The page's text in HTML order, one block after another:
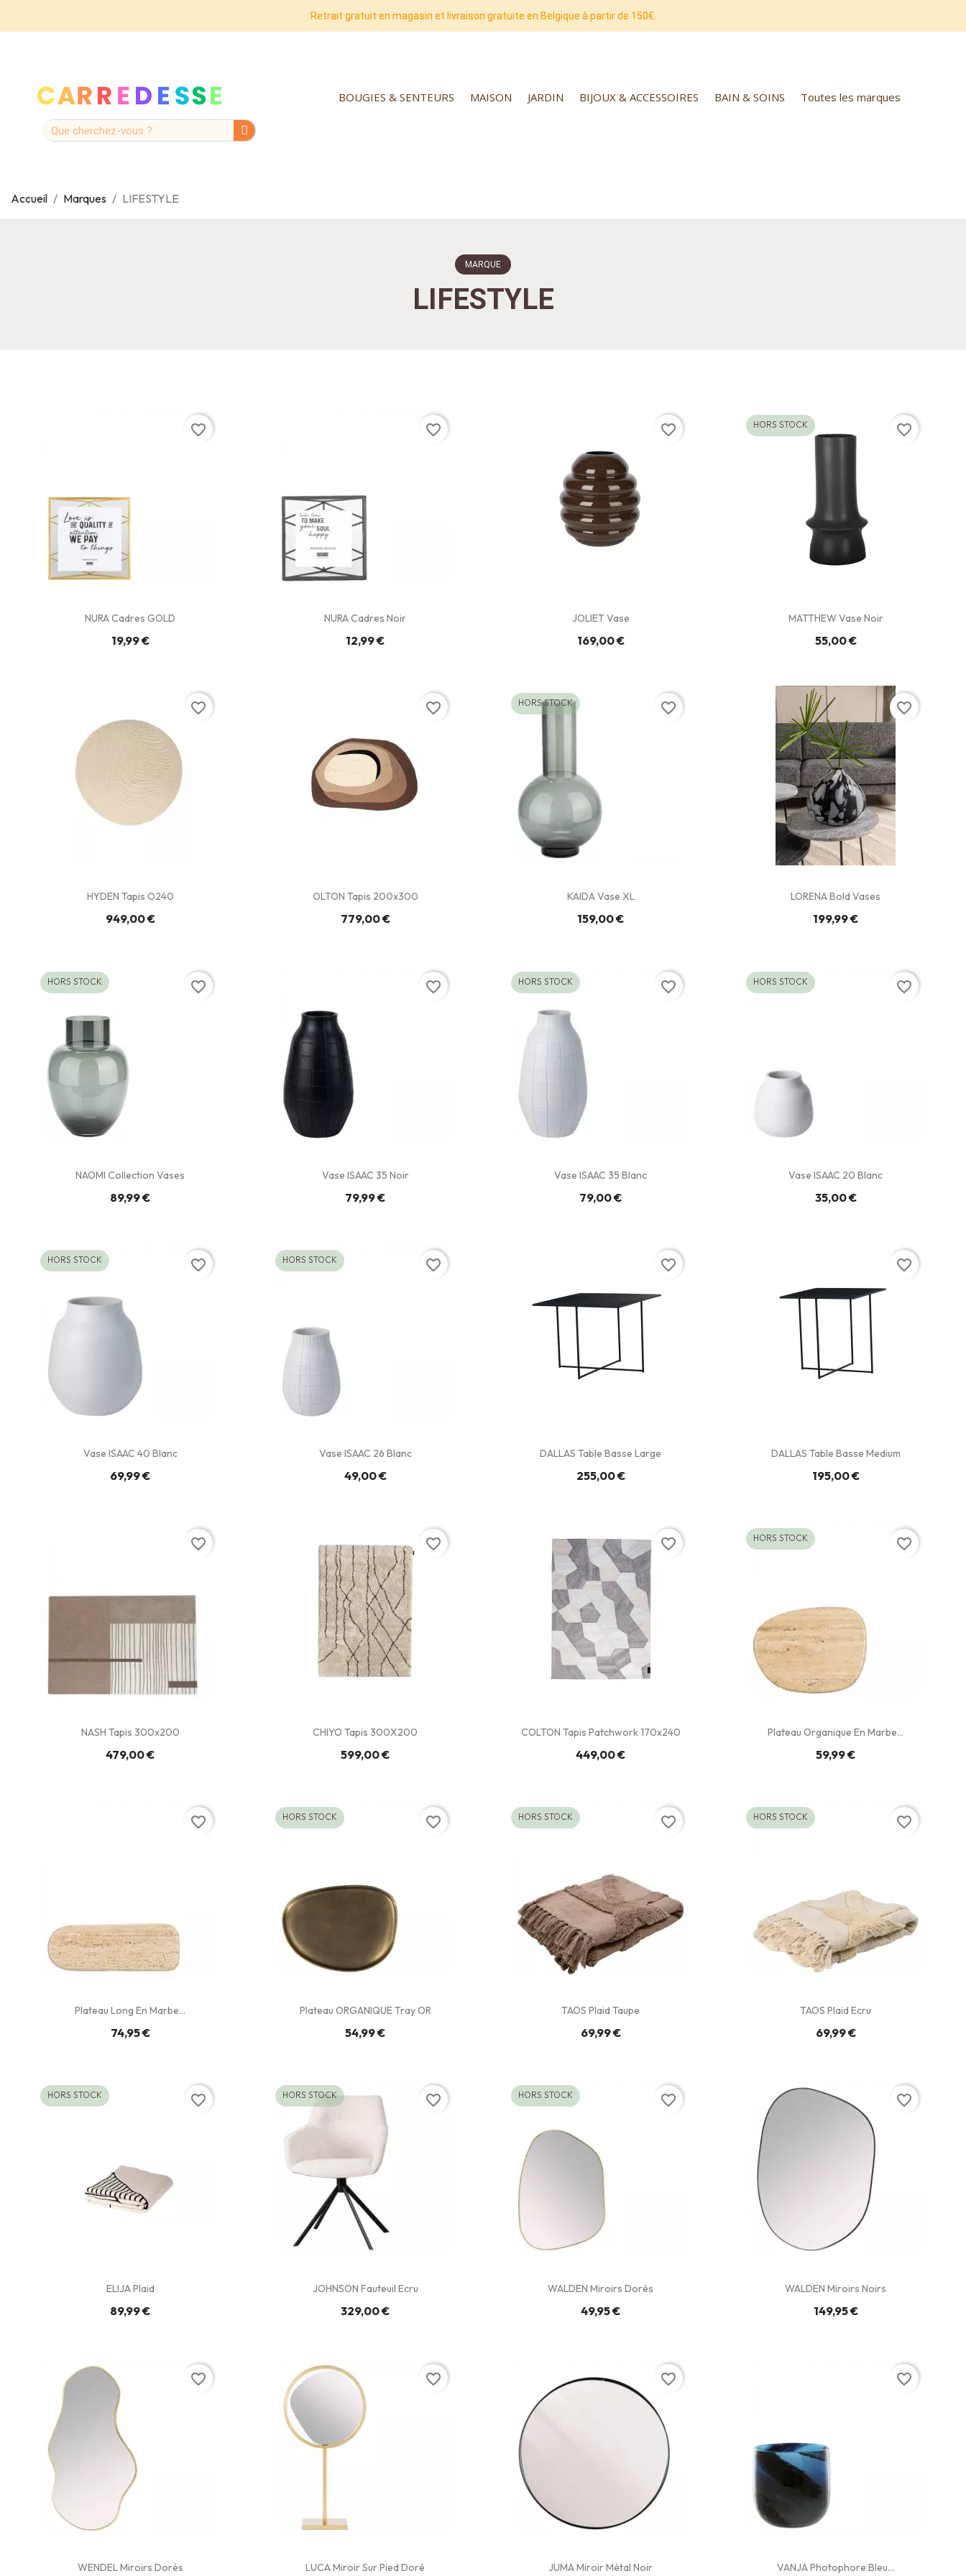
Retrait gratuit en magasin et livraison gratuite en Belgique à partir de 150€.
BOUGIES & SENTEURS MAISON JARDIN BIJOUX & ACCESSOIRES BAIN & SOINS Toutes les marques
Accueil Marques LIFESTYLE
MARQUE
LIFESTYLE
NURA Cadres GOLD
19,99 €
favorite_border
NURA Cadres Noir
12,99 €
favorite_border
JOLIET Vase
169,00 €
favorite_border
MATTHEW Vase Noir
55,00 €
HORS STOCK favorite_border
HYDEN Tapis O240
949,00 €
favorite_border
OLTON Tapis 200x300
779,00 €
favorite_border
KAIDA Vase XL
159,00 €
HORS STOCK favorite_border
LORENA Bold Vases
199,99 €
favorite_border
NAOMI Collection Vases
89,99 €
HORS STOCK favorite_border
Vase ISAAC 35 Noir
79,99 €
favorite_border
Vase ISAAC 35 Blanc
79,00 €
HORS STOCK favorite_border
Vase ISAAC 20 Blanc
35,00 €
HORS STOCK favorite_border
Vase ISAAC 40 Blanc
69,99 €
HORS STOCK favorite_border
Vase ISAAC 26 Blanc
49,00 €
HORS STOCK favorite_border
DALLAS Table Basse Large
255,00 €
favorite_border
DALLAS Table Basse Medium
195,00 €
favorite_border
NASH Tapis 300x200
479,00 €
favorite_border
CHIYO Tapis 300X200
599,00 €
favorite_border
COLTON Tapis Patchwork 170x240
449,00 €
favorite_border
Plateau Organique En Marbe...
59,99 €
HORS STOCK favorite_border
Plateau Long En Marbe...
74,95 €
favorite_border
Plateau ORGANIQUE Tray OR
54,99 €
HORS STOCK favorite_border
TAOS Plaid Taupe
69,99 €
HORS STOCK favorite_border
TAOS Plaid Ecru
69,99 €
HORS STOCK favorite_border
ELIJA Plaid
89,99 €
HORS STOCK favorite_border
JOHNSON Fauteuil Ecru
329,00 €
HORS STOCK favorite_border
WALDEN Miroirs Dorés
49,95 €
HORS STOCK favorite_border
WALDEN Miroirs Noirs
149,95 €
favorite_border
WENDEL Miroirs Dorés
favorite_border
LUCA Miroir Sur Pied Doré
favorite_border
JUMA Miroir Métal Noir
favorite_border
VANJA Photophore Bleu...
favorite_border